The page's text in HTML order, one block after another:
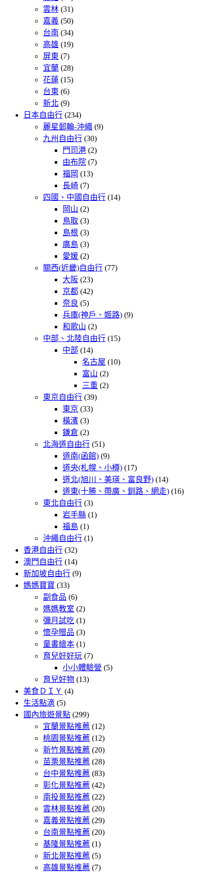
雲林 (31)
嘉義 (50)
台南 (34)
高雄 (19)
屏東 (7)
宜蘭 (28)
花蓮 (15)
台東 (6)
新北 (9)
日本自由行 (234)
麗星郵輪-沖繩 (9)
九州自由行 (30)
門司港 (2)
由布院 (7)
福岡 (13)
長崎 (7)
四國、中國自由行 (14)
岡山 (2)
鳥取 (3)
島根 (3)
廣島 (3)
愛媛 (2)
關西(近畿)自由行 (77)
大阪 (23)
京都 (42)
奈良 (5)
兵庫(神戶、姬路) (9)
和歌山 (2)
中部、北陸自由行 (15)
中部 (14)
名古屋 (10)
富山 (2)
三重 (2)
東京自由行 (39)
東京 (33)
橫濱 (3)
鎌倉 (2)
北海道自由行 (51)
道南(函館) (9)
道央(札幌、小樽) (17)
道北(旭川、美瑛、富良野) (14)
道東(十勝、帶廣、釧路、網走) (16)
東北自由行 (3)
岩手縣 (1)
福島 (1)
沖繩自由行 (1)
香港自由行 (32)
澳門自由行 (14)
新加坡自由行 (9)
媽媽寶寶 (33)
副食品 (6)
媽媽教室 (2)
彌月試吃 (1)
懷孕贈品 (3)
童書繪本 (1)
育兒好好玩 (7)
小小體驗營 (5)
育兒好物 (13)
美食ＤＩＹ (4)
生活點滴 (5)
國內旅遊景點 (299)
宜蘭景點推薦 (12)
桃園景點推薦 (12)
新竹景點推薦 (20)
苗栗景點推薦 (28)
台中景點推薦 (83)
彰化景點推薦 (42)
南投景點推薦 (22)
雲林景點推薦 (20)
嘉義景點推薦 (29)
台南景點推薦 (20)
基隆景點推薦 (1)
新北景點推薦 (5)
高雄景點推薦 (7)